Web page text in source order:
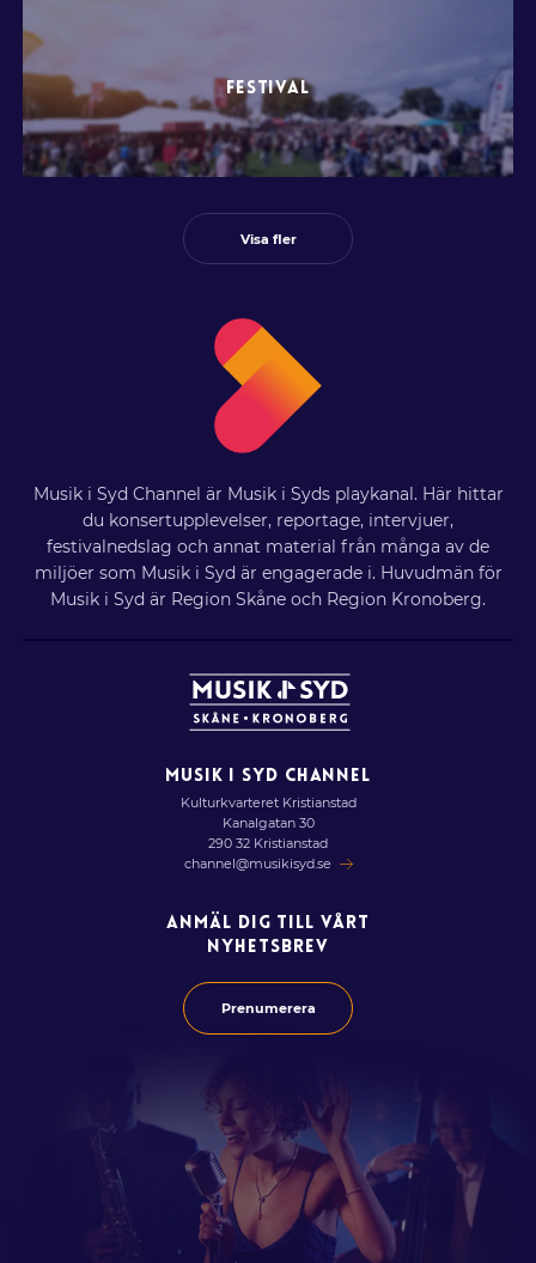
FESTIVAL
Visa fler
Musik i Syd Channel är Musik i Syds playkanal. Här hittar
du konsertupplevelser, reportage, intervjuer,
festivalnedslag och annat material från många av de
miljöer som Musik i Syd är engagerade i. Huvudmän för
Musik i Syd är Region Skåne och Region Kronoberg.
MUSIK I SYD CHANNEL
Kulturkvarteret Kristianstad
Kanalgatan 30
290 32 Kristianstad
channel@musikisyd.se
ANMÄL DIG TILL VÅRT
NYHETSBREV
Prenumerera